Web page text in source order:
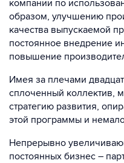
компании по
образом, улучшению
качества выпускаемой
постоянное внедрение
повышение
Имея за плечами
сплоченный коллектив,
стратегию развития,
этой программы и
Непрерывно
постоянных бизнес –